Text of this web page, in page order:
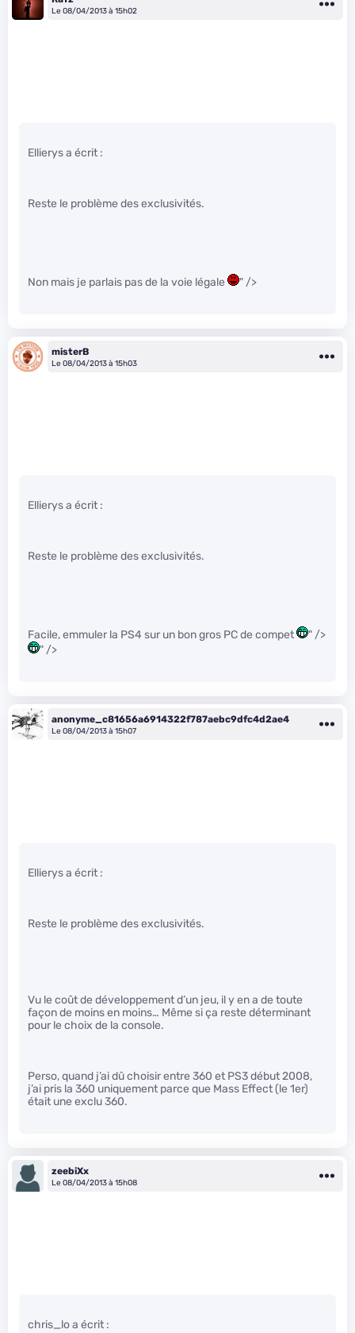
Le 08/04/2013 à 15h02
Ellierys a écrit :
Reste le problème des exclusivités.
Non mais je parlais pas de la voie légale " />
misterB
Le 08/04/2013 à 15h03
Ellierys a écrit :
Reste le problème des exclusivités.
Facile, emmuler la PS4 sur un bon gros PC de compet
" />
" />
anonyme_c81656a6914322f787aebc9dfc4d2ae4
Le 08/04/2013 à 15h07
Ellierys a écrit :
Reste le problème des exclusivités.
Vu le coût de développement d’un jeu, il y en a de toute
façon de moins en moins… Même si ça reste déterminant
pour le choix de la console.
Perso, quand j’ai dû choisir entre 360 et PS3 début 2008,
j’ai pris la 360 uniquement parce que Mass Effect (le 1er)
était une exclu 360.
zeebiXx
Le 08/04/2013 à 15h08
chris_lo a écrit :